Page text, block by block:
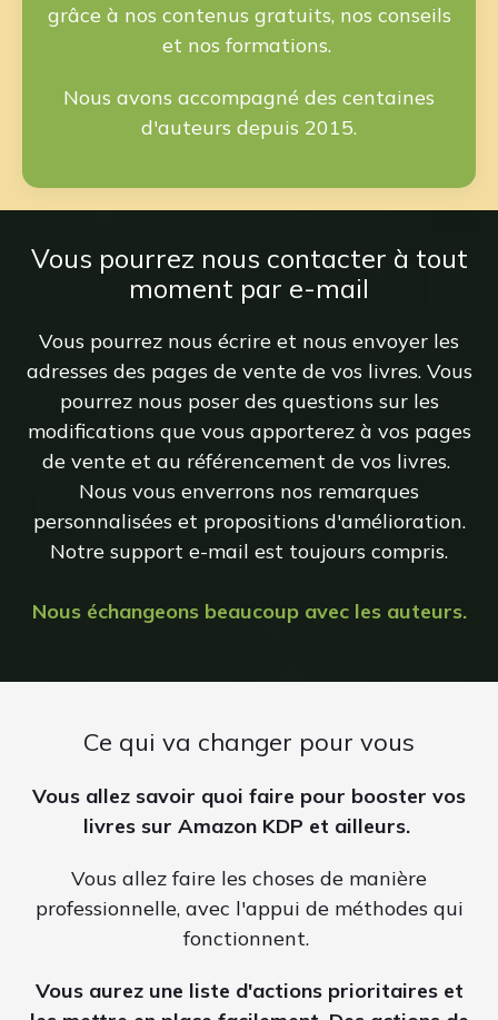
grâce à nos contenus gratuits, nos conseils
et nos formations.
Nous avons accompagné des centaines
d'auteurs depuis 2015.
Vous pourrez nous contacter à tout
moment par e-mail
Vous pourrez nous écrire et nous envoyer les
adresses des pages de vente de vos livres. Vous
pourrez nous poser des questions sur les
modifications que vous apporterez à vos pages
de vente et au référencement de vos livres.
Nous vous enverrons nos remarques
personnalisées et propositions d'amélioration.
Notre support e-mail est toujours compris.
Nous échangeons beaucoup avec les auteurs.
Ce qui va changer pour vous
Vous allez savoir quoi faire pour booster vos
livres sur Amazon KDP et ailleurs.
Vous allez faire les choses de manière
professionnelle, avec l'appui de méthodes qui
fonctionnent.
Vous aurez une liste d'actions prioritaires et